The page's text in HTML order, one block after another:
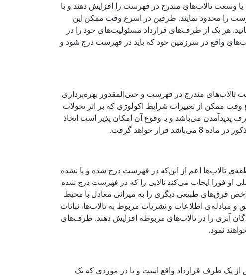
وسعت تالاب‌های مندرج در فهرست را افزایش دهند و یا
را محدود نمایند. طرفین در اسرع وقت ممکن این
دایمی موضوع ماده 9 به او محول است، خواهند رسانید. هر یک از طرف‌های قرارداد مسئولیت‌های خود را در
واقع در سرزمین خود که باید در فهرست درج شود و
تالاب‌های مندرج در فهرست و حتی‌المقدور بهره‌برداری
ممکن از تغییرات شرایط اکولوژی که بر اثر تحولات
پدیدآمدن می‌باشد و یا وقوع آن امکان پذیر است اتخاذ
خواهد گرفت.
تالاب‌ها اعم از این‌که در فهرست درج شده و یا نشده
او فورا ایجاب می‌کند تالابی را که در فهرست درج شده
قرق‌های طبیعی دیگری را به میزانی معادل با محیط
مبادله‌ی اطلاعات و نشریات مربوط به تالاب‌ها، نباتات
آبزی را در تالاب‌های مربوطه افزایش دهند. طرف‌های
نمود.
از یک طرف قرارداد واقع است و یا در موردی که یک